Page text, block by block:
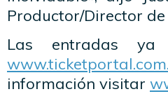
Productor/Director de
Las entradas
información visitar